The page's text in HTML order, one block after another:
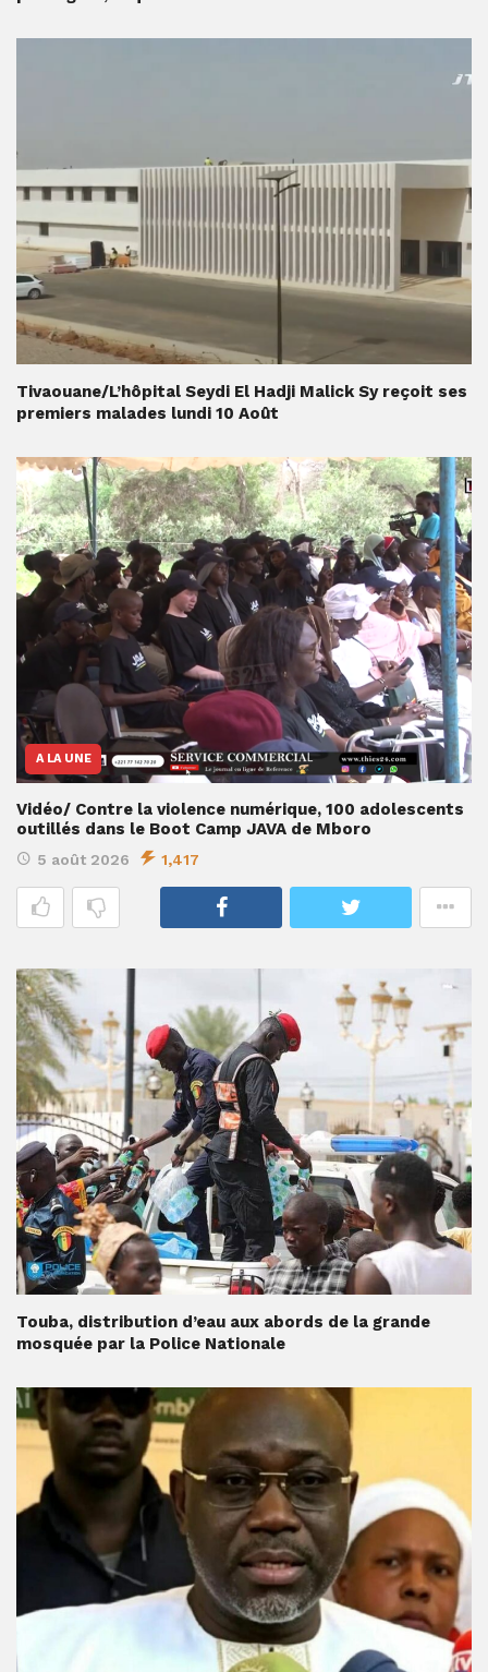
Tivaouane/L’hôpital Seydi El Hadji Malick Sy reçoit ses
premiers malades lundi 10 Août
A LA UNE
Vidéo/ Contre la violence numérique, 100 adolescents
outillés dans le Boot Camp JAVA de Mboro
5 août 2026 1,417
Touba, distribution d’eau aux abords de la grande
mosquée par la Police Nationale